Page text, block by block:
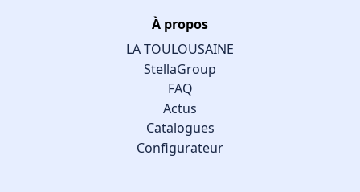
À propos
LA TOULOUSAINE
StellaGroup
FAQ
Actus
Catalogues
Configurateur